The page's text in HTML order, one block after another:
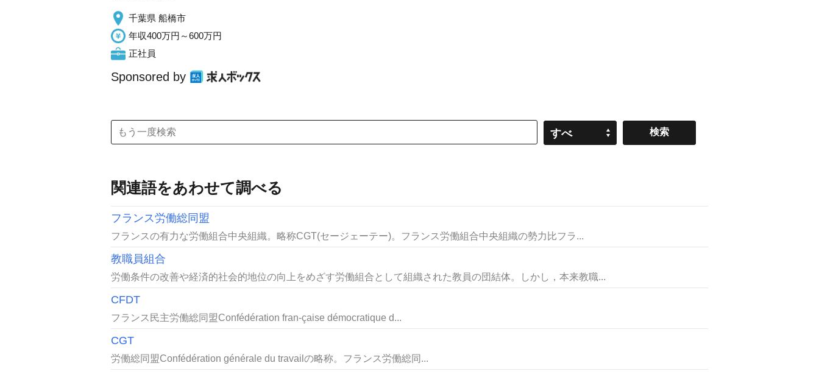
千葉県 船橋市
年収400万円～600万円
正社員
Sponsored by
すべ
関連語をあわせて調べる
フランス労働総同盟
フランスの有力な労働組合中央組織。略称CGT(セージェーテー)。フランス労働組合中央組織の勢力比フラ...
教職員組合
労働条件の改善や経済的社会的地位の向上をめざす労働組合として組織された教員の団結体。しかし，本来教職...
CFDT
フランス民主労働総同盟Confédération fran-çaise démocratique d...
CGT
労働総同盟Confédération générale du travailの略称。フランス労働総同...